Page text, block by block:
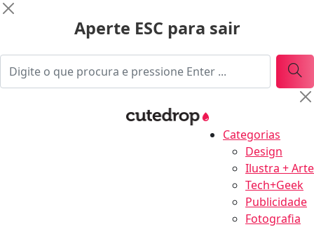
Aperte ESC para sair
Categorias
Design
Ilustra + Arte
Tech+Geek
Publicidade
Fotografia